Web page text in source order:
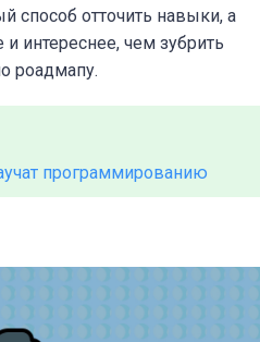
способ отточить навыки, а
интереснее, чем зубрить
роадмапу.
программированию